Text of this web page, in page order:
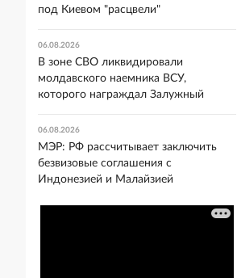
под Киевом "расцвели"
06.08.2026
В зоне СВО ликвидировали
молдавского наемника ВСУ,
которого награждал Залужный
06.08.2026
МЭР: РФ рассчитывает заключить
безвизовые соглашения с
Индонезией и Малайзией